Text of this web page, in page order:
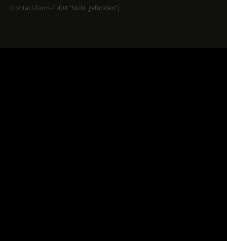
[contact-form-7 404 "Nicht gefunden"]